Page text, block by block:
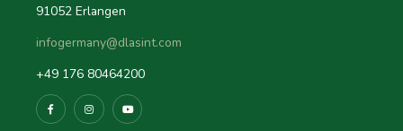
91052 Erlangen
infogermany@dlasint.com
+49 176 80464200